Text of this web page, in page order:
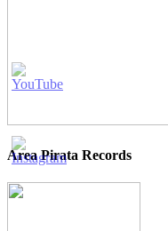
Area Pirata Records